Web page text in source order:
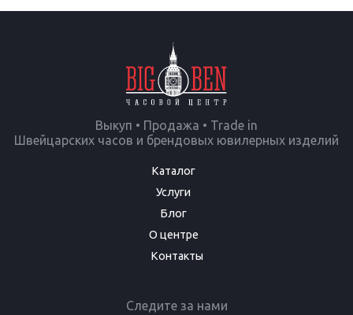
Выкуп • Продажа • Trade in
Швейцарских часов и брендовых ювилерных изделий
Каталог
Услуги
Блог
О центре
Контакты
Следите за нами